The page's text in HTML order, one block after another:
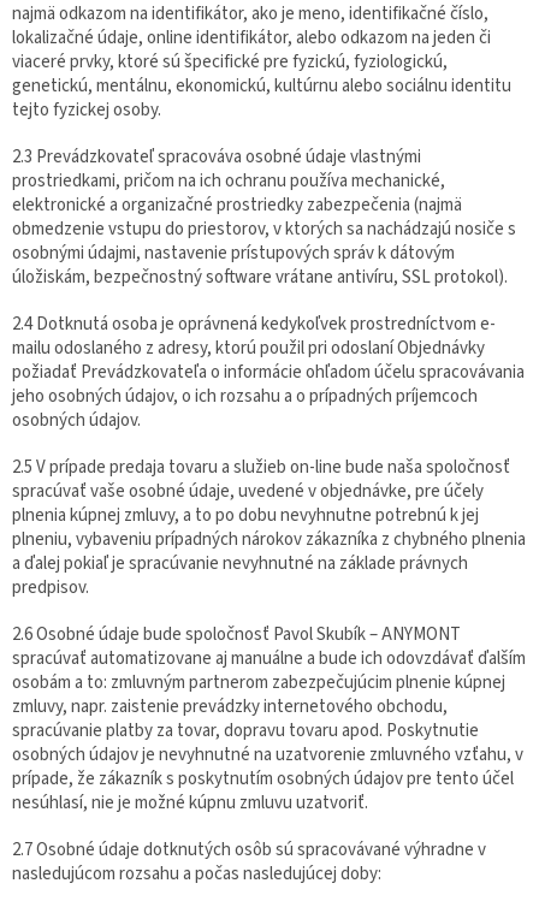
najmä odkazom na identifikátor, ako je meno, identifikačné číslo,
lokalizačné údaje, online identifikátor, alebo odkazom na jeden či
viaceré prvky, ktoré sú špecifické pre fyzickú, fyziologickú,
genetickú, mentálnu, ekonomickú, kultúrnu alebo sociálnu identitu
tejto fyzickej osoby.
2.3 Prevádzkovateľ spracováva osobné údaje vlastnými
prostriedkami, pričom na ich ochranu používa mechanické,
elektronické a organizačné prostriedky zabezpečenia (najmä
obmedzenie vstupu do priestorov, v ktorých sa nachádzajú nosiče s
osobnými údajmi, nastavenie prístupových správ k dátovým
úložiskám, bezpečnostný software vrátane antivíru, SSL protokol).
2.4 Dotknutá osoba je oprávnená kedykoľvek prostredníctvom e-
mailu odoslaného z adresy, ktorú použil pri odoslaní Objednávky
požiadať Prevádzkovateľa o informácie ohľadom účelu spracovávania
jeho osobných údajov, o ich rozsahu a o prípadných príjemcoch
osobných údajov.
2.5 V prípade predaja tovaru a služieb on-line bude naša spoločnosť
spracúvať vaše osobné údaje, uvedené v objednávke, pre účely
plnenia kúpnej zmluvy, a to po dobu nevyhnutne potrebnú k jej
plneniu, vybaveniu prípadných nárokov zákazníka z chybného plnenia
a ďalej pokiaľ je spracúvanie nevyhnutné na základe právnych
predpisov.
2.6 Osobné údaje bude spoločnosť Pavol Skubík – ANYMONT
spracúvať automatizovane aj manuálne a bude ich odovzdávať ďalším
osobám a to: zmluvným partnerom zabezpečujúcim plnenie kúpnej
zmluvy, napr. zaistenie prevádzky internetového obchodu,
spracúvanie platby za tovar, dopravu tovaru apod. Poskytnutie
osobných údajov je nevyhnutné na uzatvorenie zmluvného vzťahu, v
prípade, že zákazník s poskytnutím osobných údajov pre tento účel
nesúhlasí, nie je možné kúpnu zmluvu uzatvoriť.
2.7 Osobné údaje dotknutých osôb sú spracovávané výhradne v
nasledujúcom rozsahu a počas nasledujúcej doby: